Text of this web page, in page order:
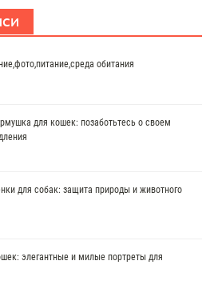
обитания
для кошек: позаботьтесь о своем
для собак: защита природы и животного
элегантные и милые портреты для